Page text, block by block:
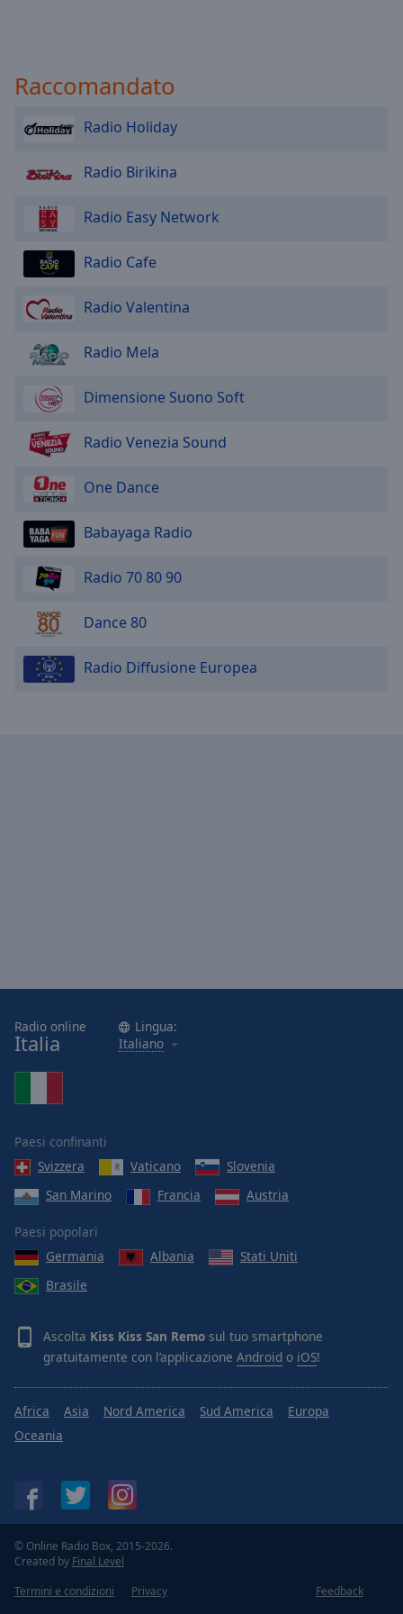
Raccomandato
Radio Holiday
Radio Birikina
Radio Easy Network
Radio Cafe
Radio Valentina
Radio Mela
Dimensione Suono Soft
Radio Venezia Sound
One Dance
Babayaga Radio
Radio 70 80 90
Dance 80
Radio Diffusione Europea
Radio online
Italia
Lingua:
Italiano
Paesi confinanti
Svizzera
Vaticano
Slovenia
San Marino
Francia Austria
Paesi popolari
Germania
Albania
Stati Uniti
Brasile
Ascolta Kiss Kiss San Remo sul tuo smartphone
gratuitamente con l’applicazione Android o iOS!
Africa Asia Nord America Sud America
Europa
Oceania
© Online Radio Box, 2015-2026.
Created by Final Level
Termini e condizioni
Privacy
Feedback